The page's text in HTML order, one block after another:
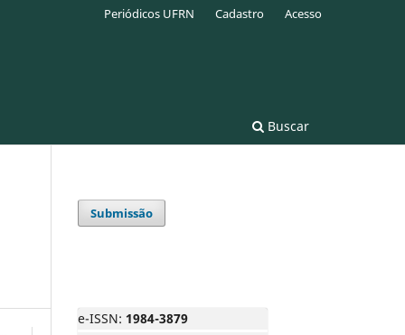
Buscar
Periódicos UFRN Cadastro Acesso
Submissão
e-ISSN: 1984-3879